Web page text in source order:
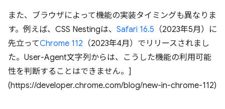
また、ブラウザによって機能の実装タイミングも異なりま
す。例えば、CSS Nestingは、 Safari 16.5 （2023年5月）に
先立ってChrome 112 （2023年4月）でリリースされまし
た。User-Agent文字列からは、こうした機能の利用可能
性を判断することはできません。]
(https://developer.chrome.com/blog/new-in-chrome-112)